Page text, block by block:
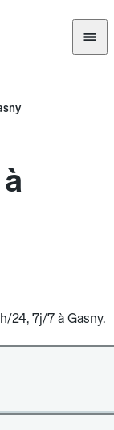
24, 7j/7 à Gasny.